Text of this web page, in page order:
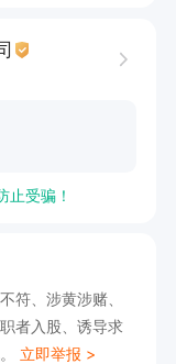
止受骗！
符、涉黄涉赌、
者入股、诱导求
立即举报 >